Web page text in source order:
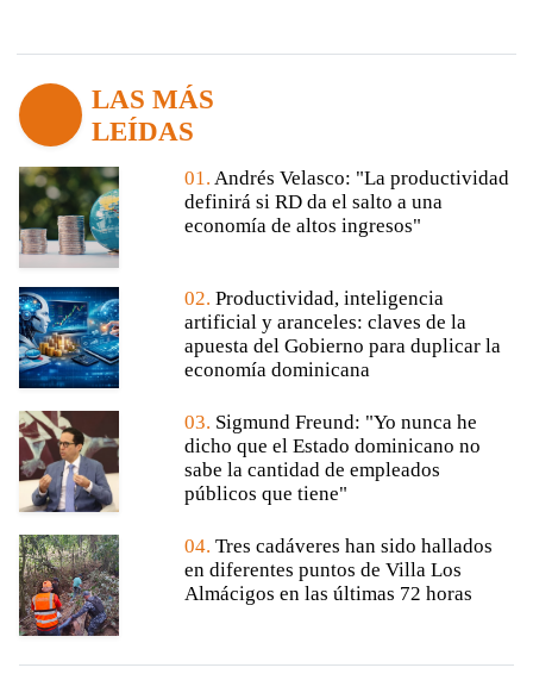
LAS MÁS
LEÍDAS
01. Andrés Velasco: "La productividad
definirá si RD da el salto a una
economía de altos ingresos"
02. Productividad, inteligencia
artificial y aranceles: claves de la
apuesta del Gobierno para duplicar la
economía dominicana
03. Sigmund Freund: "Yo nunca he
dicho que el Estado dominicano no
sabe la cantidad de empleados
públicos que tiene"
04. Tres cadáveres han sido hallados
en diferentes puntos de Villa Los
Almácigos en las últimas 72 horas